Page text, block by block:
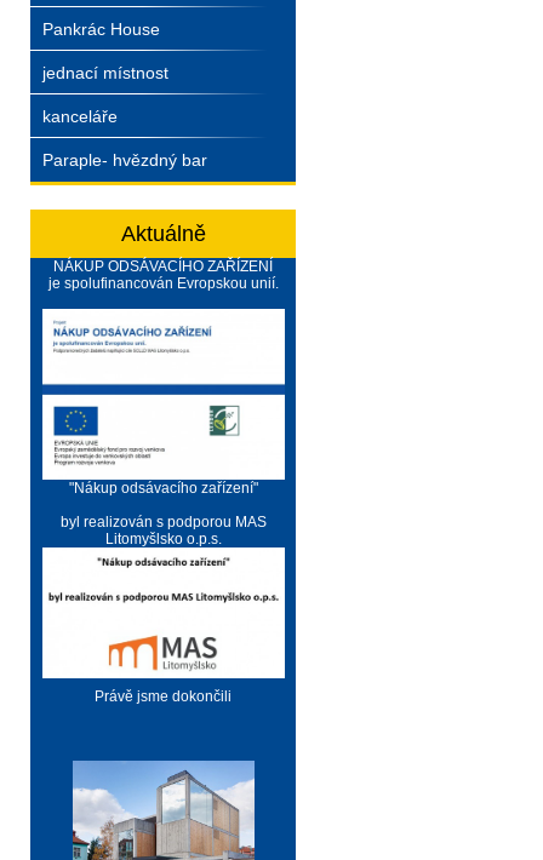
Pankrác House
jednací místnost
kanceláře
Paraple- hvězdný bar
Aktuálně
NÁKUP ODSÁVACÍHO ZAŘÍZENÍ
je spolufinancován Evropskou unií.
"Nákup odsávacího zařízení"
byl realizován s podporou MAS
Litomyšlsko o.p.s.
Právě jsme dokončili